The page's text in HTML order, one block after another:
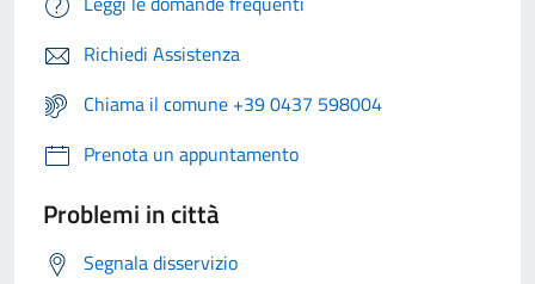
Richiedi Assistenza
Chiama il comune +39 0437 598004
Prenota un appuntamento
Problemi in città
Segnala disservizio